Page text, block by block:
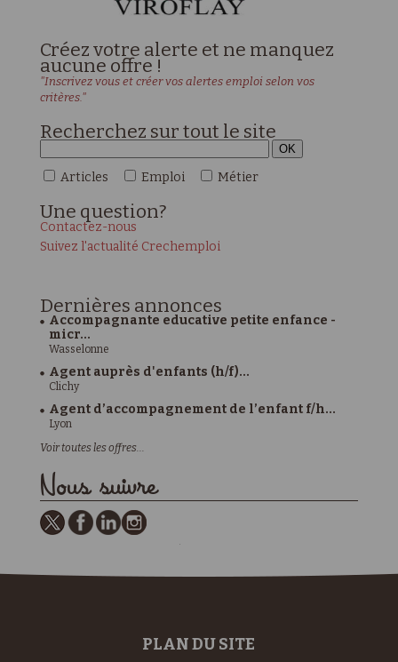
Créez votre alerte et ne manquez
aucune offre !
"Inscrivez vous et créer vos alertes emploi selon vos
critères."
Recherchez sur tout le site
Articles Emploi Métier
Une question?
Contactez-nous
Suivez l'actualité Crechemploi
Dernières annonces
Accompagnante educative petite enfance -
micr...
Wasselonne
Agent auprès d'enfants (h/f)...
Clichy
Agent d’accompagnement de l’enfant f/h...
Lyon
Voir toutes les offres...
Nous suivre
PLAN DU SITE